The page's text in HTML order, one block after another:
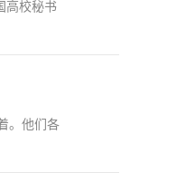
高校秘书
。他们各